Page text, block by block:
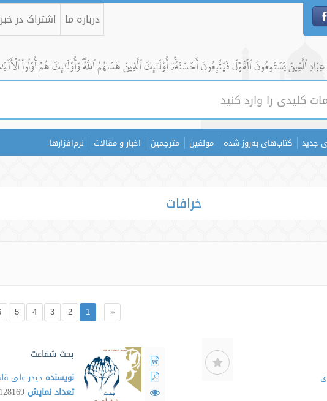
درباره ما اشتراک در
ٱلَّذِينَ يَسۡتَمِعُونَ ٱلۡقَوۡلَ فَيَتَّبِعُونَ أَحۡسَنَهُۥٓۚ أُوْلَٰٓئِكَ ٱلَّذِينَ هَدَىٰهُمُ ٱللَّهُۖ وَأُوْلَٰٓئِكَ هُمۡ أُوْلُواْ
جدید کتاب‌های به‌روز شده مولفین مترجمین اخبار و مقالات نرم‌افزارها
خرافات
«
1
2
3
4
5
بحث شفاعت
نویسنده حیدر علی
تعداد نمایش 128169